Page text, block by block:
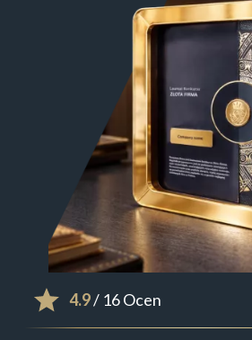
4.9/ 16 Ocen